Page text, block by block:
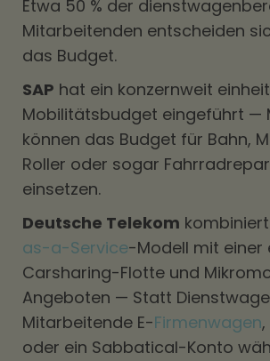
Etwa 50 % der
Mitarbeitenden entscheiden
das Budget.
SAP hat ein konzernweit
Mobilitätsbudget eingeführt —
können das Budget für Bahn,
Roller oder sogar
einsetzen.
Deutsche Telekom
as-a-Service-Modell mit einer
Carsharing-Flotte und
Angeboten — Statt
Mitarbeitende E-Firmenwagen
oder ein Sabbatical-Konto